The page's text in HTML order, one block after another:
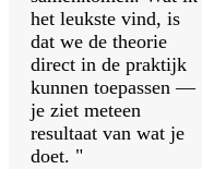
het leukste vind, is
dat we de theorie
direct in de praktijk
kunnen toepassen —
je ziet meteen
resultaat van wat je
doet. "